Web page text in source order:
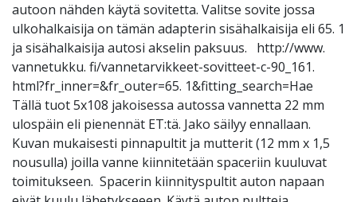
autoon nähden käytä sovitetta. Valitse sovite jossa
ulkohalkaisija on tämän adapterin sisähalkaisija eli 65. 1
ja sisähalkaisija autosi akselin paksuus. http://www.
vannetukku. fi/vannetarvikkeet-sovitteet-c-90_161.
html?fr_inner=&fr_outer=65. 1&fitting_search=Hae
Tällä tuot 5x108 jakoisessa autossa vannetta 22 mm
ulospäin eli pienennät ET:tä. Jako säilyy ennallaan.
Kuvan mukaisesti pinnapultit ja mutterit (12 mm x 1,5
nousulla) joilla vanne kiinnitetään spaceriin kuuluvat
toimitukseen. Spacerin kiinnityspultit auton napaan